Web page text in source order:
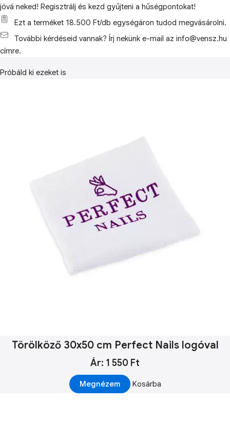
jóvá neked! Regisztrálj és kezd gyűjteni a hűségpontokat!
Ezt a terméket 18.500 Ft/db egységáron tudod megvásárolni.
További kérdéseid vannak? Írj nekünk e-mail az info@vensz.hu
címre.
Próbáld ki ezeket is
Törölköző 30x50 cm Perfect Nails logóval
Ár: 1 550 Ft
Megnézem Kosárba